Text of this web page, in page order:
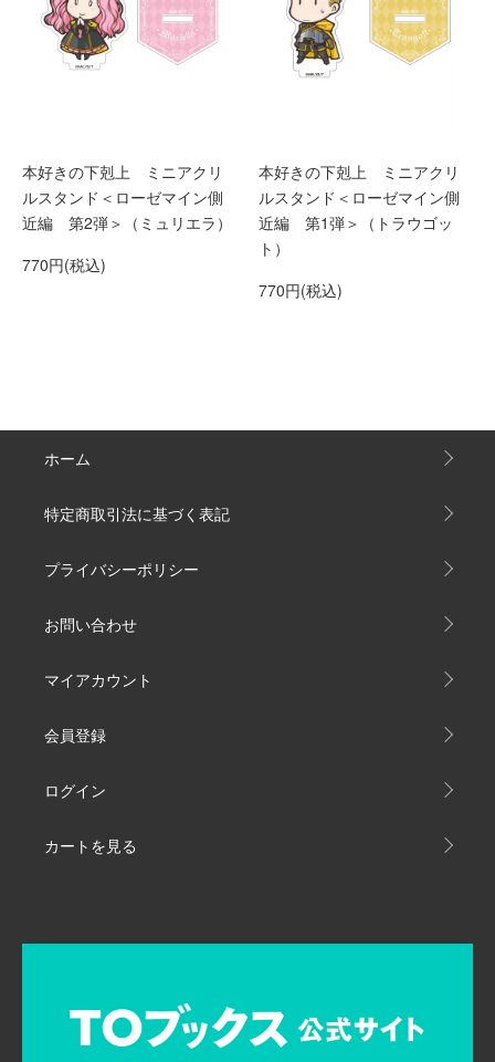
本好きの下剋上 ミニアクリ
ルスタンド＜ローゼマイン側
近編 第2弾＞（ミュリエラ）
770円(税込)
本好きの下剋上 ミニアクリ
ルスタンド＜ローゼマイン側
近編 第1弾＞（トラウゴッ
ト）
770円(税込)
ホーム
特定商取引法に基づく表記
プライバシーポリシー
お問い合わせ
マイアカウント
会員登録
ログイン
カートを見る